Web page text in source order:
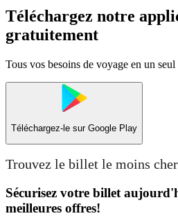
Téléchargez notre
gratuitement
Tous vos besoins de voyage en un
Téléchargez-le sur Google Play
Trouvez le billet le moins
Sécurisez votre billet
meilleures offres!